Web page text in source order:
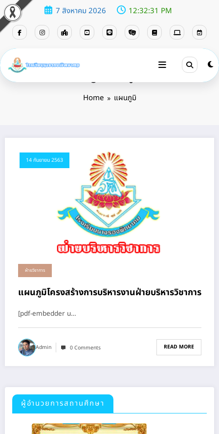
7 สิงหาคม 2026 12:32:32 PM
Home แผนภูมิ
14 กันยายน 2563
ฝ่ายวิชาการ
แผนภูมิโครงสร้างการบริหารงานฝ่ายบริหารวิชาการ
[pdf-embedder u…
Admin 0 Comments READ MORE
ผู้อำนวยการสถานศึกษา